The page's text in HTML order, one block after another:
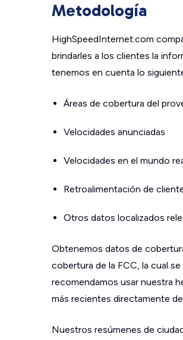
Metodología
HighSpeedInternet.com
brindarles a los clientes la
tenemos en cuenta lo
Áreas de cobertura del
Velocidades anunciadas
Velocidades en el mundo
Retroalimentación de
Otros datos localizados
Obtenemos datos de
cobertura de la FCC, la cual
recomendamos usar nuestra
más recientes directamente
Nuestros resúmenes de